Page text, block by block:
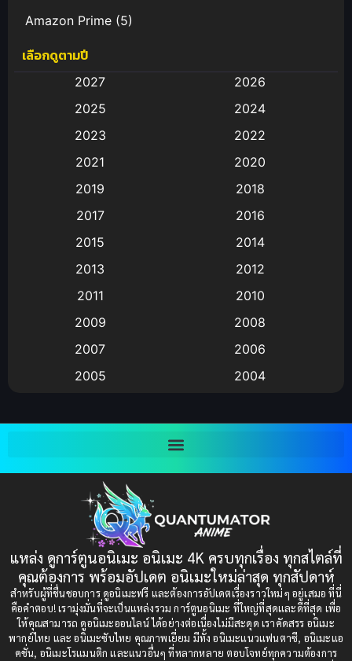
Amazon Prime (5)
Anal (ประตูหลัง)
Animation การ์ตูน
Animation อนิเมะ
Animation แอนิเมชัน
(9)
Big tits (นมใหญ่)
Bitch (ผู้หญิงร่าน)
Bondage (ทาส)(1)
(1)
Censored (เซ็นเซอร์)(19)
Comedy (ตลก)(85)
Comedy (ตลก)(235)
เลือกดูตามปี
2027
2026
2025
2024
2023
2022
2021
2020
2019
2018
2017
2016
2015
2014
2013
2012
2011
2010
2009
2008
2007
2006
2005
2004
1997
1993
1991
1989
1988
1987
1985
1984
1983
1982
1981
แหล่ง ดูการ์ตูนอนิเมะ อนิเมะ 4K ครบทุกเรื่อง ทุกสไตล์ที่
คุณต้องการ พร้อมอัปเดต อนิเมะใหม่ล่าสุด ทุกสัปดาห์
สำหรับผู้ที่ชื่นชอบการ ดูอนิเมะฟรี และต้องการอัปเดตเรื่องราวใหม่ๆ อยู่เสมอ ที่นี่
คือคำตอบ! เรามุ่งมั่นที่จะเป็นแหล่งรวม การ์ตูนอนิเมะ ที่ใหญ่ที่สุดและดีที่สุด เพื่อ
ให้คุณสามารถ ดูอนิเมะออนไลน์ ได้อย่างต่อเนื่องไม่มีสะดุด เราคัดสรร อนิเมะ
พากย์ไทย และ อนิเมะซับไทย คุณภาพเยี่ยม มีทั้ง อนิเมะแนวแฟนตาซี, อนิเมะแอ
คชั่น, อนิเมะโรแมนติก และแนวอื่นๆ ที่หลากหลาย ตอบโจทย์ทุกความต้องการ